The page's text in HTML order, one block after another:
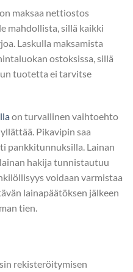
maksaa nettiostos
mahdollista, sillä kaikki
Laskulla maksamista
ostoksissa, sillä
tuotetta ei tarvitse
on turvallinen vaihtoehto
Pikavipin saa
pankkitunnuksilla. Lainan
hakija tunnistautuu
voidaan varmistaa
lainapäätöksen jälkeen
tien.
rekisteröitymisen